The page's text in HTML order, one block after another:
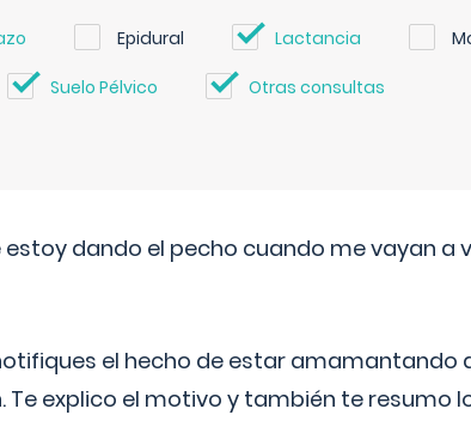
Epidural Lactancia
Suelo Pélvico Otras consultas
dando el pecho cuando me vayan a
el hecho de estar amamantando
explico el motivo y también te resumo